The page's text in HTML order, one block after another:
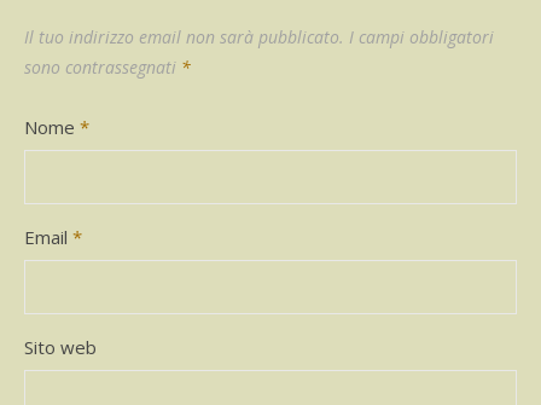
Il tuo indirizzo email non sarà pubblicato. I campi obbligatori
sono contrassegnati *
Nome *
Email *
Sito web